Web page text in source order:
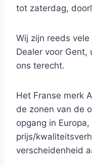
tot zaterdag,
Wij zijn reeds
Dealer voor Gent,
ons terecht.
Het Franse merk
de zonen van de
opgang in
prijs/
verscheidenheid